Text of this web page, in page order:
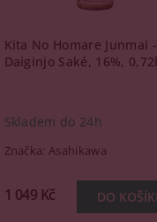
Kita No Homare Junmai -
Daiginjo Saké, 16%, 0,72l
Skladem do 24h
Značka:Asahikawa
1 049 Kč